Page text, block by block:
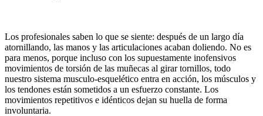
Los profesionales saben lo que se siente: después de un largo día
atornillando, las manos y las articulaciones acaban doliendo. No es
para menos, porque incluso con los supuestamente inofensivos
movimientos de torsión de las muñecas al girar tornillos, todo
nuestro sistema musculo-esquelético entra en acción, los músculos y
los tendones están sometidos a un esfuerzo constante. Los
movimientos repetitivos e idénticos dejan su huella de forma
involuntaria.